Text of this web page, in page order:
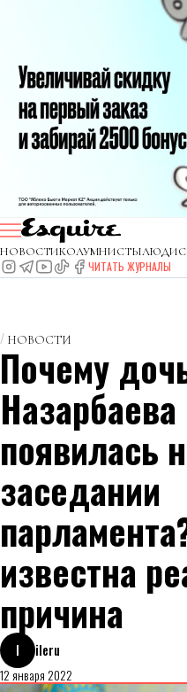
НОВОСТИКОЛУМНИСТЫЛЮДИ
ЧИТАТЬ ЖУРНАЛЫ
НОВОСТИ
Почему
появилась
заседании
известна
причина
I
ileru
12 января 2022